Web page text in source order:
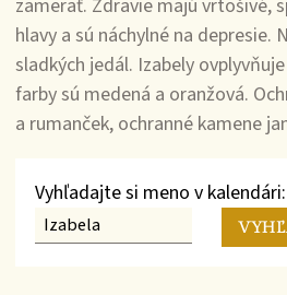
zamerať. Zdravie majú vrtošivé,
hlavy a sú náchylné na depresie.
sladkých jedál. Izabely
farby sú medená a oranžová.
a rumanček, ochranné kamene
Vyhľadajte si meno v kalendári: